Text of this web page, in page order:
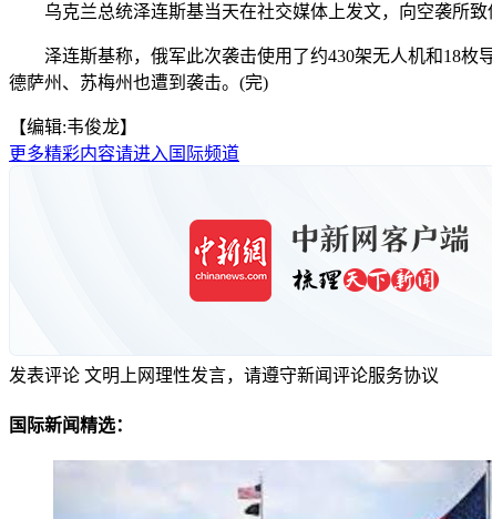
乌克兰总统泽连斯基当天在社交媒体上发文，向空袭所致
泽连斯基称，俄军此次袭击使用了约430架无人机和18枚
德萨州、苏梅州也遭到袭击。(完)
【编辑:韦俊龙】
更多精彩内容请进入国际频道
发表评论 文明上网理性发言，请遵守新闻评论服务协议
国际新闻精选：